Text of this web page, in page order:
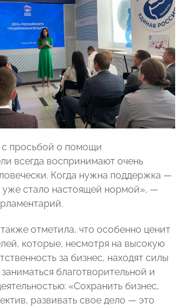
просьбой о помощи
всегда воспринимают очень
Когда нужна поддержка —
уже стало настоящей нормой», —
отметила, что особенно ценит
которые, несмотря на высокую
за бизнес, находят силы
благотворительной и
«Сохранить бизнес,
развивать свое дело — это